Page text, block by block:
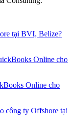
tại BVI, Belize?
Online cho